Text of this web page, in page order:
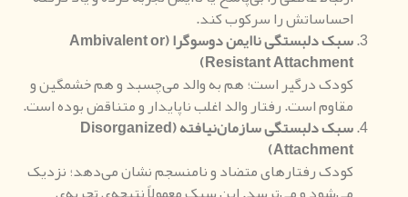
احساساتش را سرکوب کند.
سبک دلبستگی ناایمن دوسوگرا(
Ambivalent or
Resistant Attachment
)
کودک درگیر است؛ هم به والد می‌چسبد و هم خشمگین و
مقاوم است. رفتار والد اغلب ناپایدار و متناقض بوده است.
سبک دلبستگی سازمان‌نیافته(
Disorganized
Attachment
)
کودک رفتارهای متضاد و نامنسجم نشان می‌دهد؛ نزدیک